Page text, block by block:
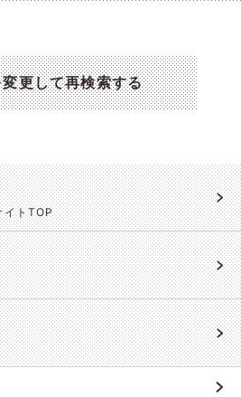
更して再検索する
イトTOP